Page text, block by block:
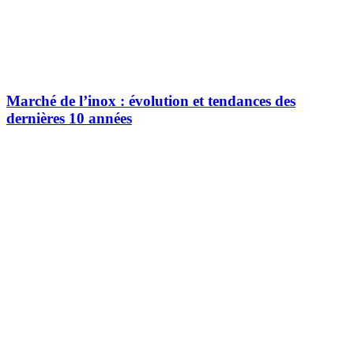
Marché de l’inox : évolution et tendances des
dernières 10 années